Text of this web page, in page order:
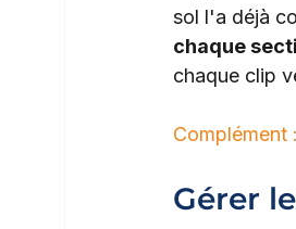
sol l'a déjà
chaque
chaque clip
Complément
Gérer